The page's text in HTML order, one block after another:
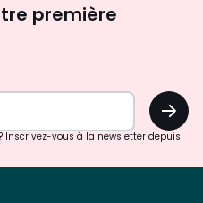
d'inspirations
surprises?
première
OK
Inscrivez-vous à la newsletter depuis